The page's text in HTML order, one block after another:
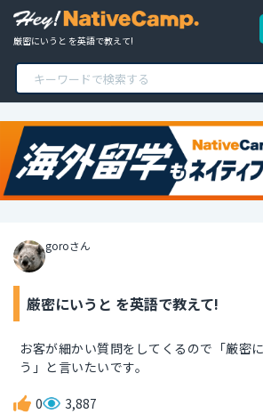
厳密にいうと を英語で教えて!
goroさん
厳密にいうと を英語で教えて!
お客が細かい質問をしてくるので「厳密
う」と言いたいです。
0 3,887